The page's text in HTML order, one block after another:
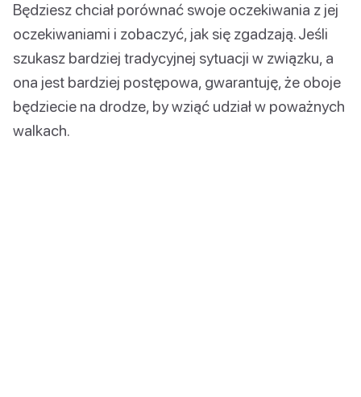
Będziesz chciał porównać swoje oczekiwania z jej
oczekiwaniami i zobaczyć, jak się zgadzają. Jeśli
szukasz bardziej tradycyjnej sytuacji w związku, a
ona jest bardziej postępowa, gwarantuję, że oboje
będziecie na drodze, by wziąć udział w poważnych
walkach.